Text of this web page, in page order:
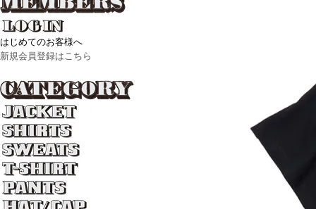
はじめてのお客様へ
新規会員登録はこちら